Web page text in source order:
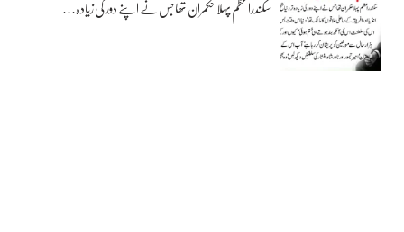
سکندراعظم پہلا حکمران تھا جس نے اپنے دور کی زیادہ…